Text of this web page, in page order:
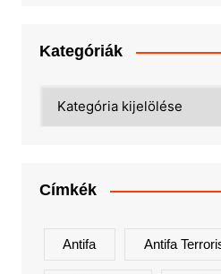
Kategóriák
Címkék
Antifa Antifa